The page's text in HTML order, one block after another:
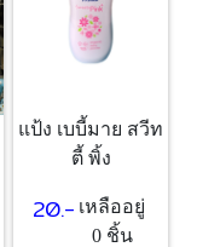
แป้ง เบบี้มาย สวีท
ตี้ พิ้ง
20.- เหลืออยู่
0 ชิ้น